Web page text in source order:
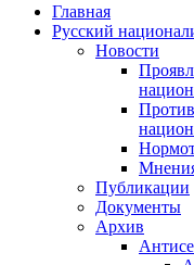
Главная
Русский
Новости
Публикации
Документы
Архив